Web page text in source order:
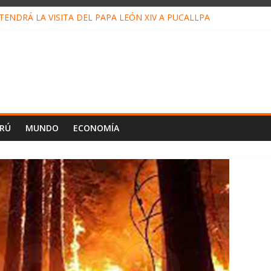
LA VISITA DEL PAPA LEÓN XIV A PUCALLPA
MUNDO ECONOMÍA